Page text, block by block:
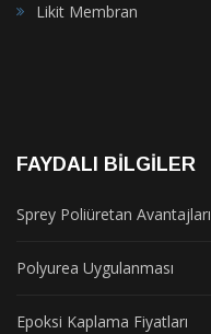
Likit Membran
FAYDALI BILGILER
Sprey Poliüretan Avantajları
Polyurea Uygulanması
Epoksi Kaplama Fiyatları